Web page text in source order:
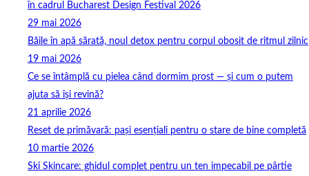
în cadrul Bucharest Design Festival 2026
29 mai 2026
Băile în apă sărată, noul detox pentru corpul obosit de ritmul zilnic
19 mai 2026
Ce se întâmplă cu pielea când dormim prost — și cum o putem
ajuta să își revină?
21 aprilie 2026
Reset de primăvară: pași esențiali pentru o stare de bine completă
10 martie 2026
Ski Skincare: ghidul complet pentru un ten impecabil pe pârtie